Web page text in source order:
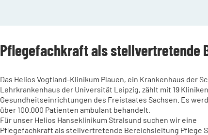
Pflegefachkraft als stellvertretende
Das Helios Vogtland-Klinikum Plauen, ein Krankenhaus der
Lehrkrankenhaus der Universität Leipzig, zählt mit 19
Gesundheitseinrichtungen des Freistaates Sachsen. Es
über 100.000 Patienten ambulant behandelt.
Für unser Helios Hanseklinikum Stralsund suchen wir eine
Pflegefachkraft als stellvertretende Bereichsleitung Pflege